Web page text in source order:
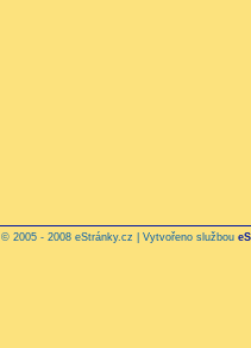
© 2005 - 2008 eStránky.cz | Vytvořeno službou